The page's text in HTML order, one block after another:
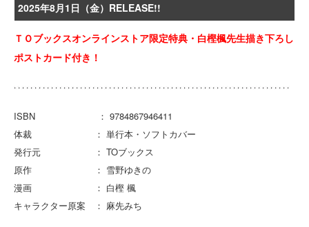
2025年8月1日（金）RELEASE!!
ＴＯブックスオンラインストア限定特典・白樫楓先生描き下ろし
ポストカード付き！
ISBN ： 9784867946411
体裁 ： 単行本・ソフトカバー
発行元 ： TOブックス
原作 ： 雪野ゆきの
漫画 ： 白樫 楓
キャラクター原案 ： 麻先みち